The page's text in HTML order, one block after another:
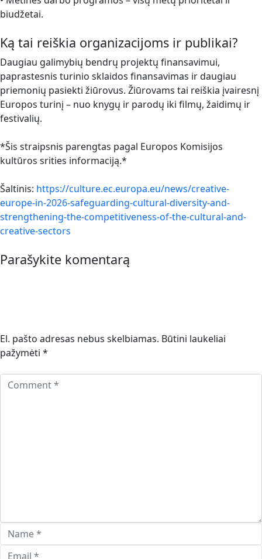
biudžetai.
Ką tai reiškia organizacijoms ir publikai?
Daugiau galimybių bendrų projektų finansavimui,
paprastesnis turinio sklaidos finansavimas ir daugiau
priemonių pasiekti žiūrovus. Žiūrovams tai reiškia įvairesnį
Europos turinį – nuo knygų ir parodų iki filmų, žaidimų ir
festivalių.
*Šis straipsnis parengtas pagal Europos Komisijos
kultūros srities informaciją.*
Šaltinis: https://culture.ec.europa.eu/news/creative-
europe-in-2026-safeguarding-cultural-diversity-and-
strengthening-the-competitiveness-of-the-cultural-and-
creative-sectors
Parašykite komentarą
El. pašto adresas nebus skelbiamas. Būtini laukeliai
pažymėti *